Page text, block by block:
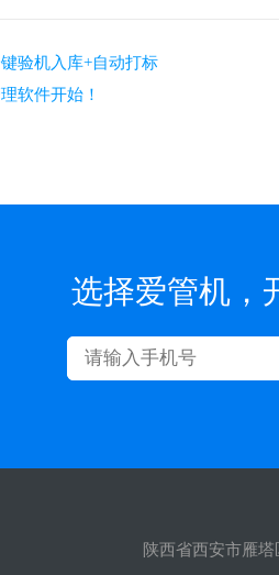
验机入库+自动打标
软件开始！
选择爱管机，
陕西省西安市雁